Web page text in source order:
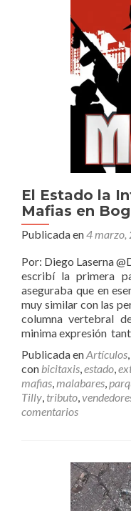
El Estado la
Mafias en
Publicada en4 marzo,
Por: Diego Laserna
escribí la primera
aseguraba que en
muy similar con las
columna vertebral
minima expresión
Publicada enArtículos,
con bicitaxis,estado,
mafias,malabares,
Tilly, tributo,
comentarios